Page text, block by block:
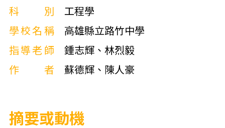
科別
工程學
學校名稱
高雄縣立路竹中學
指導老師
鍾志輝、林烈毅
作者
蘇德輝、陳人豪
摘要或動機